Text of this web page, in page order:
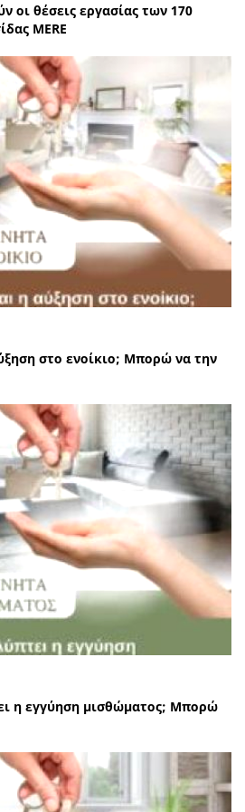
οι θέσεις εργασίας των 170
MERE
στο ενοίκιο; Μπορώ να την
η εγγύηση μισθώματος; Μπορώ